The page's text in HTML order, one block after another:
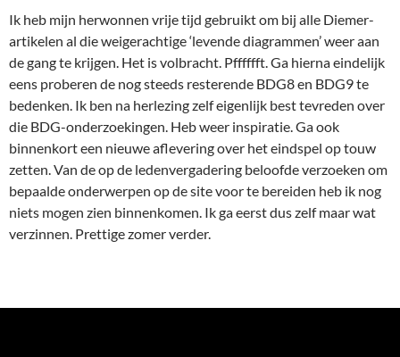
Ik heb mijn herwonnen vrije tijd gebruikt om bij alle Diemer-
artikelen al die weigerachtige ‘levende diagrammen’ weer aan
de gang te krijgen. Het is volbracht. Pfffffft. Ga hierna eindelijk
eens proberen de nog steeds resterende BDG8 en BDG9 te
bedenken. Ik ben na herlezing zelf eigenlijk best tevreden over
die BDG-onderzoekingen. Heb weer inspiratie. Ga ook
binnenkort een nieuwe aflevering over het eindspel op touw
zetten. Van de op de ledenvergadering beloofde verzoeken om
bepaalde onderwerpen op de site voor te bereiden heb ik nog
niets mogen zien binnenkomen. Ik ga eerst dus zelf maar wat
verzinnen. Prettige zomer verder.